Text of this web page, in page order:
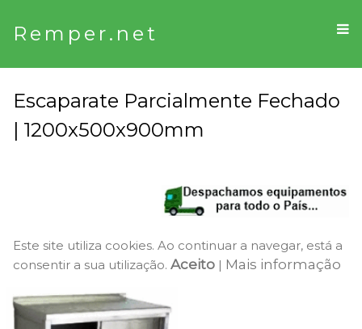
Remper.net
Escaparate Parcialmente Fechado
| 1200x500x900mm
Este site utiliza cookies. Ao continuar a navegar, está a
consentir a sua utilização. Aceito | Mais informação